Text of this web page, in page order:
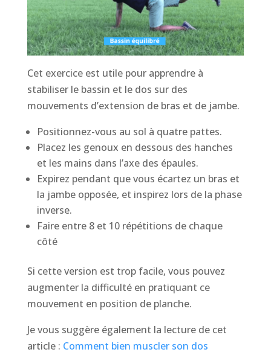
Cet exercice est utile pour apprendre à
stabiliser le bassin et le dos sur des
mouvements d’extension de bras et de jambe.
Positionnez-vous au sol à quatre pattes.
Placez les genoux en dessous des hanches
et les mains dans l’axe des épaules.
Expirez pendant que vous écartez un bras et
la jambe opposée, et inspirez lors de la phase
inverse.
Faire entre 8 et 10 répétitions de chaque
côté
Si cette version est trop facile, vous pouvez
augmenter la difficulté en pratiquant ce
mouvement en position de planche.
Je vous suggère également la lecture de cet
article : Comment bien muscler son dos